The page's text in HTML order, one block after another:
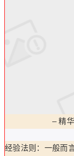
–精
经验法则：一般而